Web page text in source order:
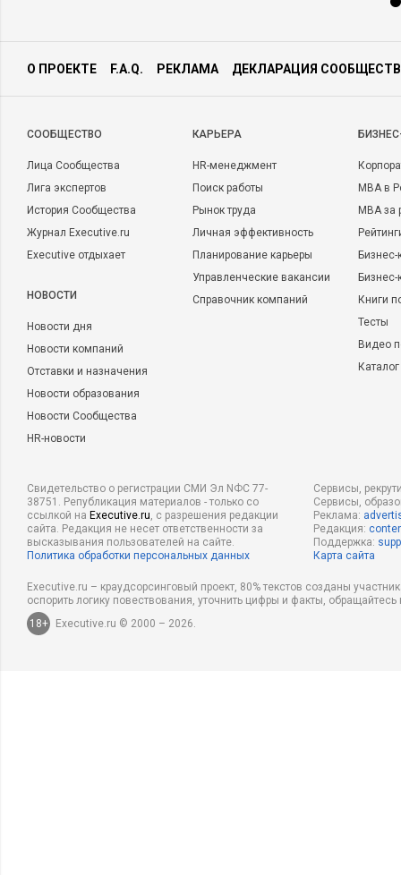
О ПРОЕКТЕ F.A.Q. РЕКЛАМА ДЕКЛАРАЦИЯ
CООБЩЕСТВО
Лица Сообщества
Лига экспертов
История Сообщества
Журнал Executive.ru
Executive отдыхает
НОВОСТИ
Новости дня
Новости компаний
Отставки и назначения
Новости образования
Новости Сообщества
HR-новости
КАРЬЕРА
HR-менеджмент
Поиск работы
Рынок труда
Личная эффективность
Планирование карьеры
Управленческие вакансии
Справочник компаний
MBA в
MBA
Бизнес-
Книги
Тесты
Видео
Свидетельство о регистрации СМИ Эл NФС 77-
38751. Републикация материалов - только со
ссылкой на Executive.ru, с разрешения редакции
сайта. Редакция не несет ответственности за
высказывания пользователей на сайте.
Политика обработки персональных данных
Сервисы,
Сервисы,
Реклама:
Редакция:
Поддержка:
Карта сайта
Executive.ru – краудсорсинговый проект, 80% текстов созданы
оспорить логику повествования, уточнить цифры и факты,
18+
Executive.ru © 2000 – 2026.